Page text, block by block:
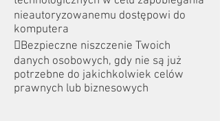
nieautoryzowanemu dostępowi do
komputera
Bezpieczne niszczenie Twoich
danych osobowych, gdy nie są już
potrzebne do jakichkolwiek celów
prawnych lub biznesowych